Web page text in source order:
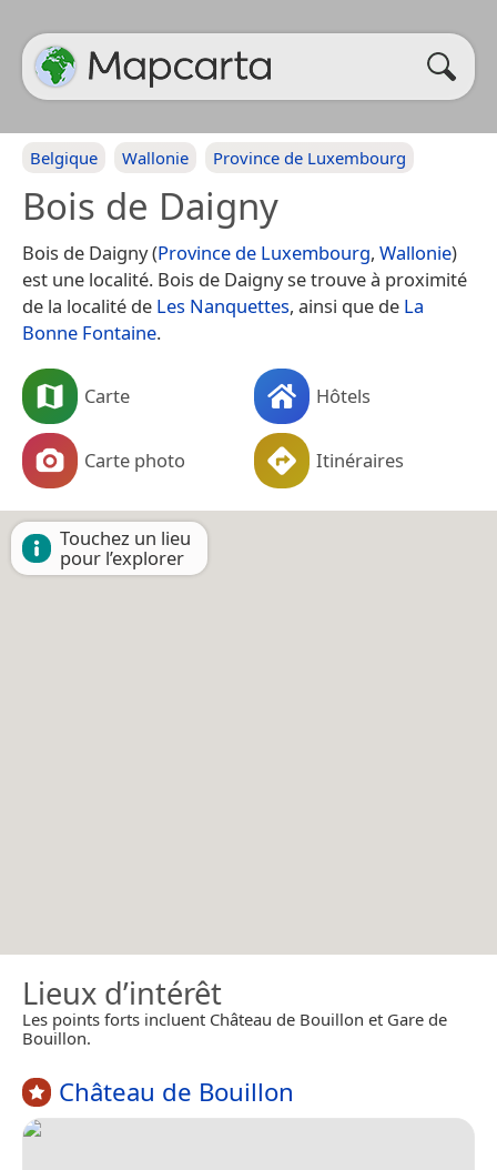
Belgique Wallonie Province de Luxembourg
Bois de Daigny
Bois de Daigny (Province de Luxembourg, Wallonie)
est une localité. Bois de Daigny se trouve à proximité
de la localité de Les Nanquettes, ainsi que de La
Bonne Fontaine.
Carte Hôtels
Carte photo Itinéraires
Touchez un lieu
pour l’explorer
Lieux d’intérêt
Les points forts incluent Château de Bouillon et Gare de
Bouillon.
Château de Bouillon